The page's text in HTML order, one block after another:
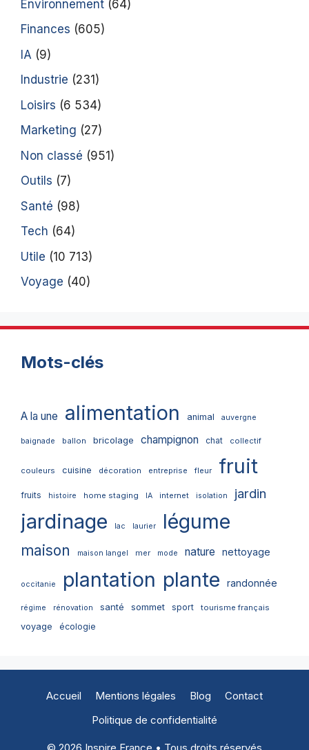
Environnement (64)
Finances (605)
IA (9)
Industrie (231)
Loisirs (6 534)
Marketing (27)
Non classé (951)
Outils (7)
Santé (98)
Tech (64)
Utile (10 713)
Voyage (40)
Mots-clés
A la une alimentation animal auvergne
baignade ballon bricolage champignon chat collectif
couleurs cuisine décoration entreprise fleur fruit
fruits histoire home staging IA internet isolation jardin
jardinage lac laurier légume
maison maison langel mer mode nature nettoyage
occitanie plantation plante randonnée
régime rénovation santé sommet sport tourisme français
voyage écologie
Accueil Mentions légales Blog
Contact
Politique de confidentialité